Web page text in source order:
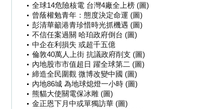
全球14危險核電 台灣4廠全上榜 (圖)
曾蔭權勉青年：態度決定命運 (圖)
彭清華籲港青珍惜時光抓機遇 (圖)
不信任案過關 哈珀政府倒台 (圖)
中企在利損失 或超千五億
倫敦40萬人上街 抗議政府削支 (圖)
內地股市市值超日 躍全球第二 (圖)
締造全民圍觀 微博改變中國 (圖)
內地86城 為地球熄燈一小時 (圖)
熊貓大使關電保冰雕 (圖)
金正恩下月中或單獨訪華 (圖)